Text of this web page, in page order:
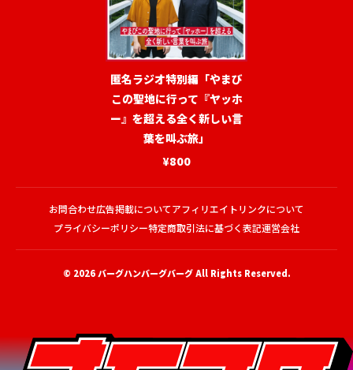
匿名ラジオ特別編「やまび
この聖地に行って『ヤッホ
ー』を超える全く新しい言
葉を叫ぶ旅」
¥800
お問合わせ広告掲載についてアフィリエイトリンクについて
プライバシーポリシー特定商取引法に基づく表記運営会社
© 2026バーグハンバーグバーグAll Rights Reserved.